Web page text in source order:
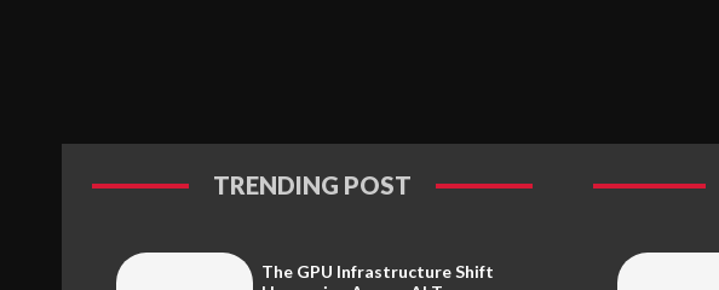
TRENDING POST
The GPU Infrastructure Shift